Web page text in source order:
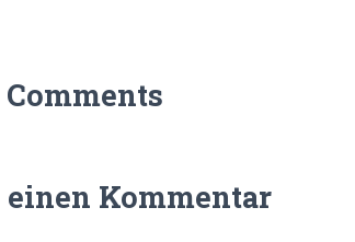
Comments
einen Kommentar